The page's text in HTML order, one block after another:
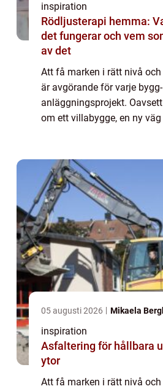
inspiration
Rödljusterapi hemma:
det fungerar och vem
av det
Att få marken i rätt nivå
är avgörande för varje
anläggningsprojekt.
om ett villabygge, en ny väg
schaktning h...
05 augusti 2026 Mikaela
inspiration
Asfaltering för hållbara
ytor
Att få marken i rätt nivå